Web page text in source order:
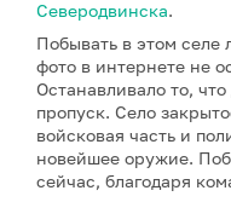
Северодвинска.
Побывать в этом селе
фото в интернете не
Останавливало то,
пропуск. Село
войсковая часть и
новейшее оружие.
сейчас, благодаря